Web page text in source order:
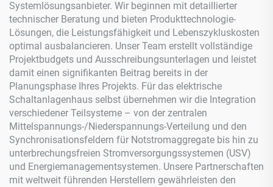
Systemlösungsanbieter. Wir beginnen mit detaillierter
technischer Beratung und bieten Produkttechnologie-
Lösungen, die Leistungsfähigkeit und Lebenszykluskosten
optimal ausbalancieren. Unser Team erstellt vollständige
Projektbudgets und Ausschreibungsunterlagen und leistet
damit einen signifikanten Beitrag bereits in der
Planungsphase Ihres Projekts. Für das elektrische
Schaltanlagenhaus selbst übernehmen wir die Integration
verschiedener Teilsysteme – von der zentralen
Mittelspannungs-/Niederspannungs-Verteilung und den
Synchronisationsfeldern für Notstromaggregate bis hin zu
unterbrechungsfreien Stromversorgungssystemen (USV)
und Energiemanagementsystemen. Unsere Partnerschaften
mit weltweit führenden Herstellern gewährleisten den